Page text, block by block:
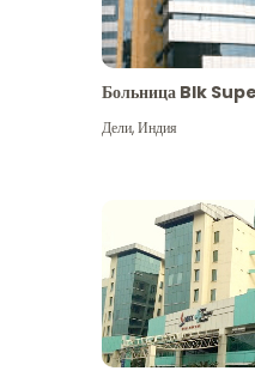
Больница Blk
Дели,Индия